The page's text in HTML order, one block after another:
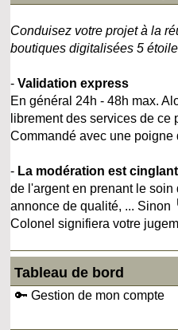
Conduisez votre projet à la
boutiques digitalisées 5
-Validation express
En général 24h - 48h max.
librement des services de ce
Commandé avec une poigne
- La modération est
de l'argent en prenant le
annonce de qualité, ...
Colonel signifiera votre
Tableau de bord
🔑 Gestion de mon compte